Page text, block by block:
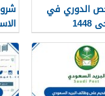
الدوري في